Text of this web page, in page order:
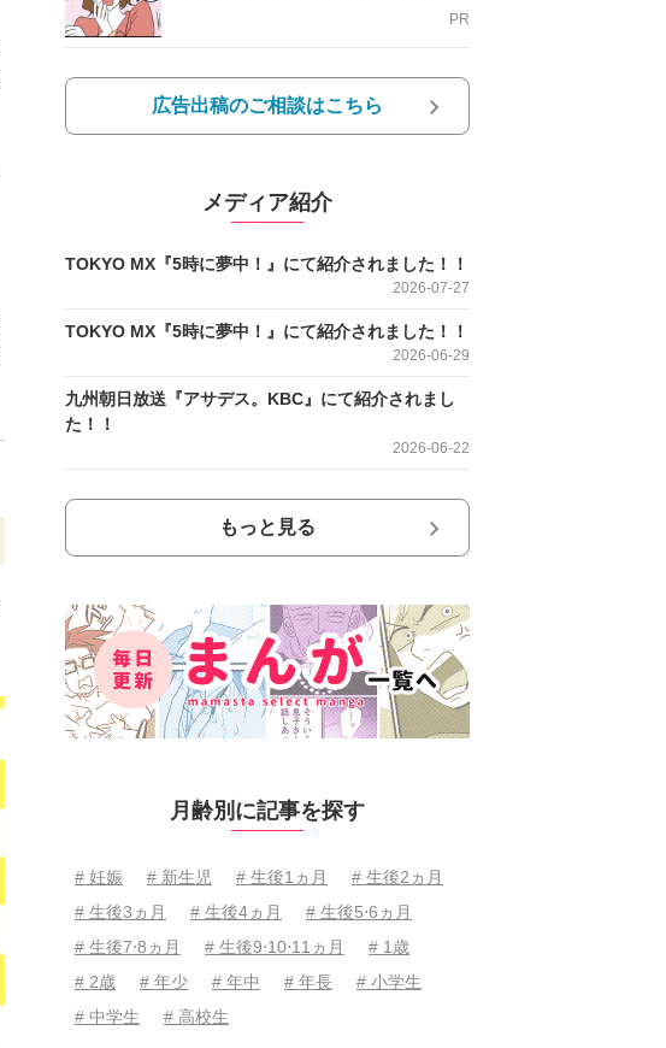
PR
広告出稿のご相談はこちら
メディア紹介
TOKYO MX『5時に夢中！』にて紹介されました！！
2026-07-27
TOKYO MX『5時に夢中！』にて紹介されました！！
2026-06-29
九州朝日放送『アサデス。KBC』にて紹介されまし
た！！
2026-06-22
もっと見る
月齢別に記事を探す
# 妊娠 # 新生児 # 生後1ヵ月
# 生後2ヵ月
# 生後3ヵ月
# 生後4ヵ月
# 生後5⋅6ヵ月
# 生後7⋅8ヵ月
# 生後9⋅10⋅11ヵ月
# 1歳
# 2歳
# 年少 # 年中 # 年長
# 小学生
# 中学生
# 高校生